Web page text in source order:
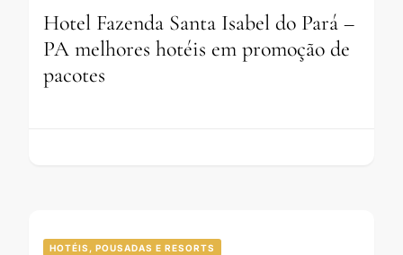
Hotel Fazenda Santa Isabel do Pará –
PA melhores hotéis em promoção de
pacotes
HOTÉIS, POUSADAS E RESORTS